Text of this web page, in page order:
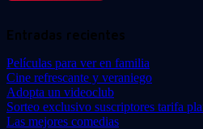
Entradas recientes
Películas para ver en familia
Cine refrescante y veraniego
Adopta un videoclub
Sorteo exclusivo suscriptores tarifa
Las mejores comedias